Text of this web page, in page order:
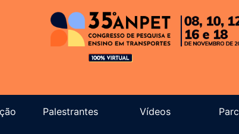
Palestrantes Vídeos